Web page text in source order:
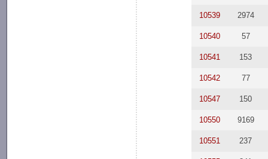
10539 2974
10540 57
10541 153
10542 77
10547 150
10550 9169
10551 237